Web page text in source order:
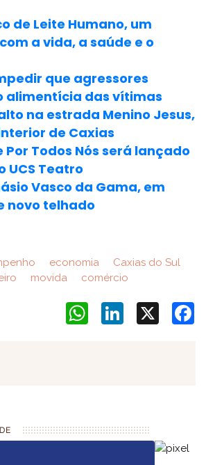
de Leite Humano, um
a vida, a saúde e o
que agressores
alimentícia das vítimas
na estrada Menino Jesus,
de Caxias
Por Todos Nós será lançado
UCS Teatro
Vasco da Gama, em
novo telhado
economia
Caxias do Sul
movida comércio
LinkedIn
WhatsApp